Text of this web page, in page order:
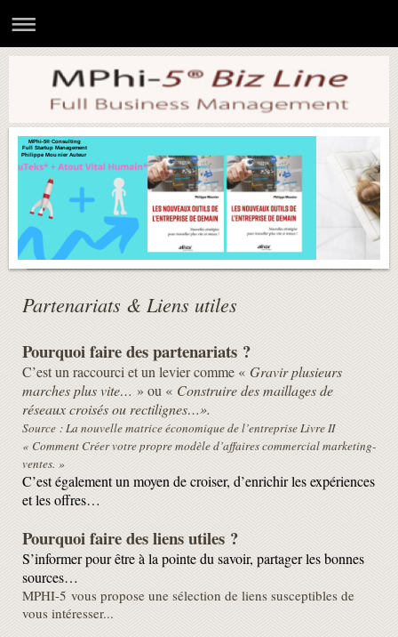
MPhi-5® Consulting
Full Startup Management
Philippe Mounier Auteur
Partenariats & Liens utiles
Pourquoi faire des partenariats ?
C’est un raccourci et un levier comme « Gravir plusieurs
marches plus vite… » ou « Construire des maillages de
réseaux croisés ou rectilignes…».
Source : La nouvelle matrice économique de l’entreprise Livre II
« Comment Créer votre propre modèle d’affaires commercial marketing-
ventes. »
C’est également un moyen de croiser, d’enrichir les expériences
et les offres…
Pourquoi faire des liens utiles ?
S’informer pour être à la pointe du savoir, partager les bonnes
sources…
MPHI-5 vous propose une sélection de liens susceptibles de
vous intéresser...